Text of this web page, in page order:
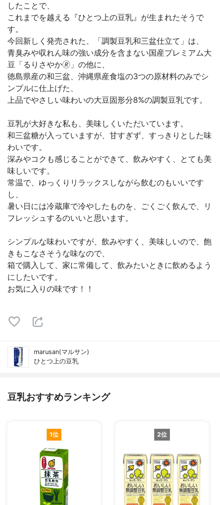
したことで、
これまでを越える『ひとつ上の豆乳』が生まれたそうで
す。
今回新しく発売された、「調製豆乳和三盆仕立て」は、
青臭みや収れん味の強い成分を含まない国産プレミアム大
豆「るりさやか🄬」の他に、
徳島県産の和三盆、沖縄県産食塩の3つの原材料のみでシ
ンプルに仕上げた、
上品でやさしい味わいの大豆固形分8%の調製豆乳です。
豆乳が大好きな私も、美味しくいただいています。
和三盆糖が入っていますが、甘すぎず、すっきりとした味
わいです。
深みやコクも感じることができて、飲みやすく、とても美
味しいです。
常温で、ゆっくりリラックスしながら飲むのもいいです
し、
暑い日には冷蔵庫で冷やしたものを、ごくごく飲んで、リ
フレッシュするのいいと思います。
シンプルな味わいですが、飲みやすく、美味しいので、飽
きもこなさそうな味なので、
箱で購入して、家に常備して、飲みたいときに飲めるよう
にしたいです。
お気に入りの味です！！
marusan(マルサン)
ひとつ上の豆乳
豆乳おすすめランキング
1位 2位